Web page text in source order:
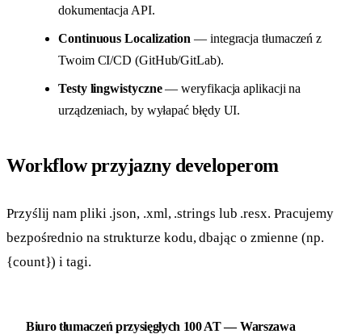
dokumentacja API.
Continuous Localization — integracja tłumaczeń z
Twoim CI/CD (GitHub/GitLab).
Testy lingwistyczne— weryfikacja aplikacji na
urządzeniach, by wyłapać błędy UI.
Workflow przyjazny developerom
Przyślij nam pliki .json, .xml, .strings lub .resx. Pracujemy
bezpośrednio na strukturze kodu, dbając o zmienne (np.
{count}) i tagi.
Biuro tłumaczeń przysięgłych 100 AT — Warszawa